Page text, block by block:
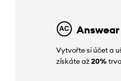
Vytvořte si účet a
získáte až20%